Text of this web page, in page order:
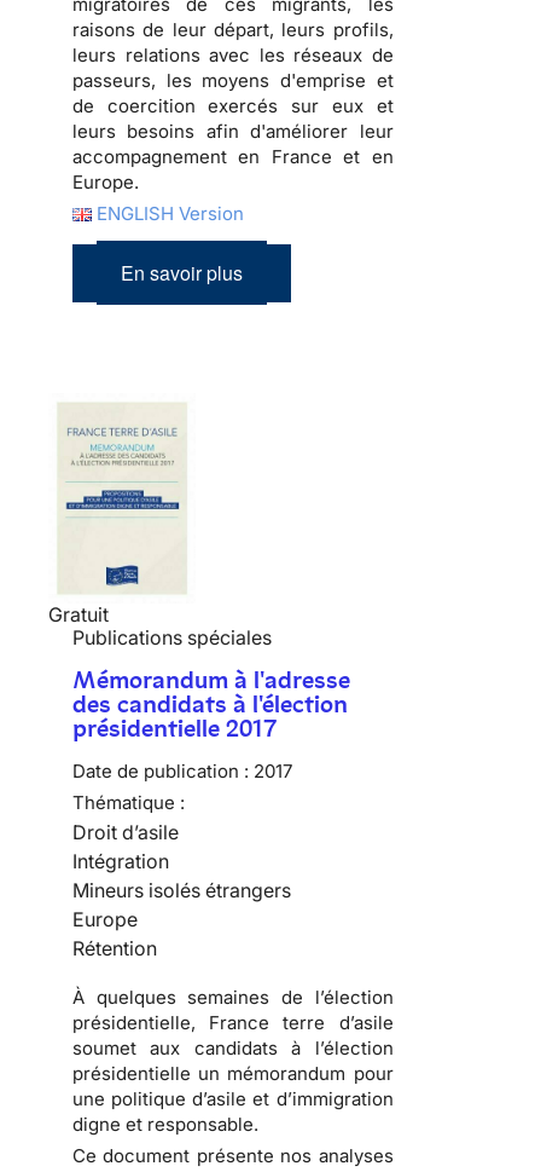
raisons de leur départ, leurs profils,
leurs relations avec les réseaux de
passeurs, les moyens d'emprise et
de coercition exercés sur eux et
leurs besoins afin d'améliorer leur
accompagnement en France et en
Europe.
ENGLISH Version
En savoir plus
Gratuit
Publications spéciales
Mémorandum à l'adresse
des candidats à l'élection
présidentielle 2017
Date de publication : 2017
Thématique :
Droit d’asile
Intégration
Mineurs isolés étrangers
Europe
Rétention
À quelques semaines de l’élection
présidentielle, France terre d’asile
soumet aux candidats à l’élection
présidentielle un mémorandum pour
une politique d’asile et d’immigration
digne et responsable.
Ce document présente nos analyses